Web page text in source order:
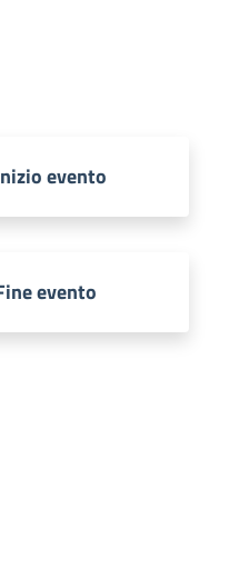
evento
evento